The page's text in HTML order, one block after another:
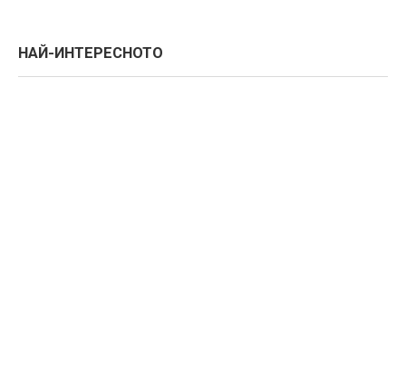
НАЙ-ИНТЕРЕСНОТО